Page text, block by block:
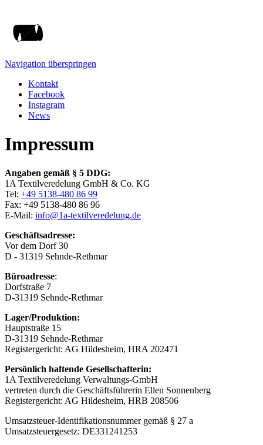
Navigation überspringen
Kontakt
Facebook
Instagram
News
Impressum
Angaben gemäß § 5 DDG:
1A Textilveredelung GmbH & Co. KG
Tel: +49 5138-480 86 99
Fax: +49 5138-480 86 96
E-Mail: info@1a-textilveredelung.de
Geschäftsadresse:
Vor dem Dorf 30
D - 31319 Sehnde-Rethmar
Büroadresse:
Dorfstraße 7
D-31319 Sehnde-Rethmar
Lager/Produktion:
Hauptstraße 15
D-31319 Sehnde-Rethmar
Registergericht: AG Hildesheim, HRA 202471
Persönlich haftende Gesellschafterin:
1A Textilveredelung Verwaltungs-GmbH
vertreten durch die Geschäftsführerin Ellen Sonnenberg
Registergericht: AG Hildesheim, HRB 208506
Umsatzsteuer-Identifikationsnummer gemäß § 27 a
Umsatzsteuergesetz: DE331241253